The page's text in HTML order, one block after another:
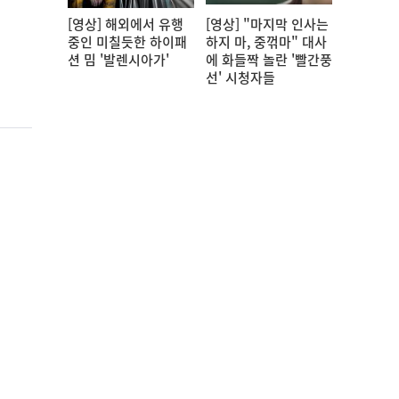
[영상] 해외에서 유행
중인 미칠듯한 하이패
션 밈 '발렌시아가'
[영상] "마지막 인사는
하지 마, 중꺾마" 대사
에 화들짝 놀란 '빨간풍
선' 시청자들